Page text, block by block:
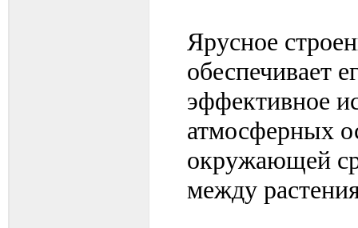
Ярусное
обеспечивает
эффективное
атмосферных
окружающей
между